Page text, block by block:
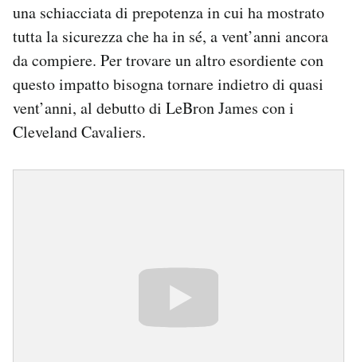
SHOP
CALENDARIO
una schiacciata di prepotenza in cui ha mostrato
tutta la sicurezza che ha in sé, a vent’anni ancora
da compiere. Per trovare un altro esordiente con
questo impatto bisogna tornare indietro di quasi
vent’anni, al debutto di LeBron James con i
Cleveland Cavaliers.